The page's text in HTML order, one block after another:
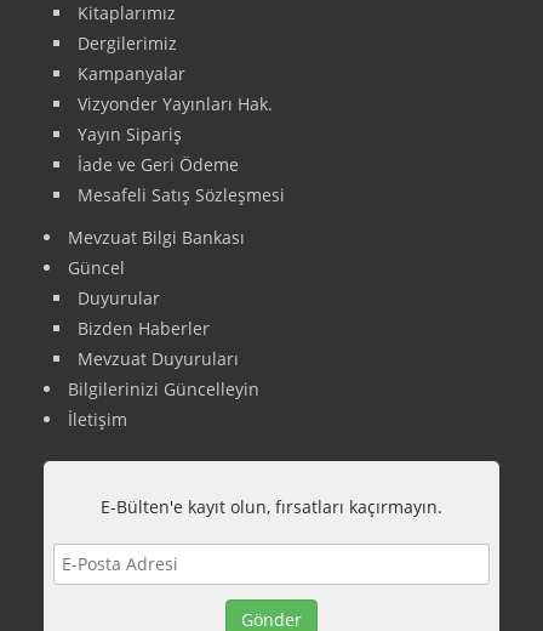
Kitaplarımız
Dergilerimiz
Kampanyalar
Vizyonder Yayınları Hak.
Yayın Sipariş
İade ve Geri Ödeme
Mesafeli Satış Sözleşmesi
Mevzuat Bilgi Bankası
Güncel
Duyurular
Bizden Haberler
Mevzuat Duyuruları
Bilgilerinizi Güncelleyin
İletişim
E-Bülten'e kayıt olun, fırsatları kaçırmayın.